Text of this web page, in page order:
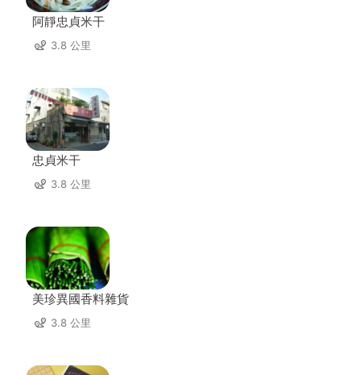
阿靜忠貞米干
3.8 公里
忠貞米干
3.8 公里
美珍異國香料雜貨
3.8 公里